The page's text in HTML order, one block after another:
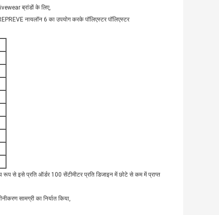
ब्रांडों के लिए,
नायलॉन 6 का उपयोग करके पॉलिएस्टर पॉलिएस्टर
से इसे प्रति ऑर्डर 100 सेंटीमीटर प्रति डिजाइन में छोटे से कम में प्राप्त
सामग्री का निर्यात किया,